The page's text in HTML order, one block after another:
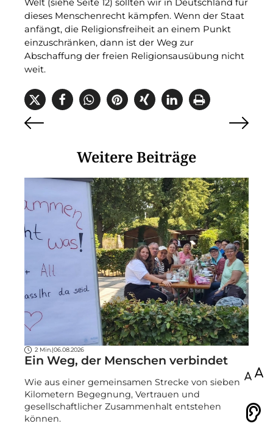
Welt (siehe Seite 12) sollten wir in Deutschland für
dieses Menschenrecht kämpfen. Wenn der Staat
anfängt, die Religionsfreiheit an einem Punkt
einzuschränken, dann ist der Weg zur
Abschaffung der freien Religionsausübung nicht
weit.
Weitere Beiträge
2 Min. |06.08.2026
Ein Weg, der Menschen verbindet
Wie aus einer gemeinsamen Strecke von sieben
Kilometern Begegnung, Vertrauen und
gesellschaftlicher Zusammenhalt entstehen
können.